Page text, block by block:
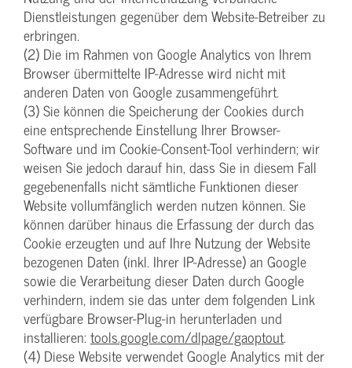
Dienstleistungen gegenüber dem Website-Betreiber zu
erbringen.
(2) Die im Rahmen von Google Analytics von Ihrem
Browser übermittelte IP-Adresse wird nicht mit
anderen Daten von Google zusammengeführt.
(3) Sie können die Speicherung der Cookies durch
eine entsprechende Einstellung Ihrer Browser-
Software und im Cookie-Consent-Tool verhindern; wir
weisen Sie jedoch darauf hin, dass Sie in diesem Fall
gegebenenfalls nicht sämtliche Funktionen dieser
Website vollumfänglich werden nutzen können. Sie
können darüber hinaus die Erfassung der durch das
Cookie erzeugten und auf Ihre Nutzung der Website
bezogenen Daten (inkl. Ihrer IP-Adresse) an Google
sowie die Verarbeitung dieser Daten durch Google
verhindern, indem sie das unter dem folgenden Link
verfügbare Browser-Plug-in herunterladen und
installieren: tools.google.com/dlpage/gaoptout.
(4) Diese Website verwendet Google Analytics mit der